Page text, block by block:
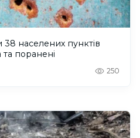
38 населених пунктів
поранені
250